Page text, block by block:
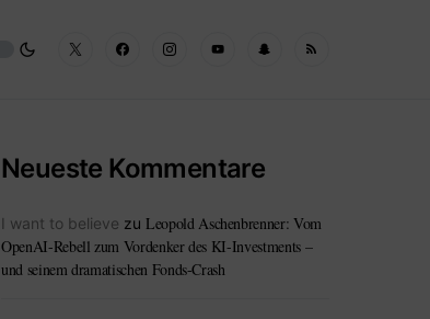
Neueste Kommentare
I want to believe zu Leopold Aschenbrenner: Vom
OpenAI-Rebell zum Vordenker des KI-Investments –
und seinem dramatischen Fonds-Crash